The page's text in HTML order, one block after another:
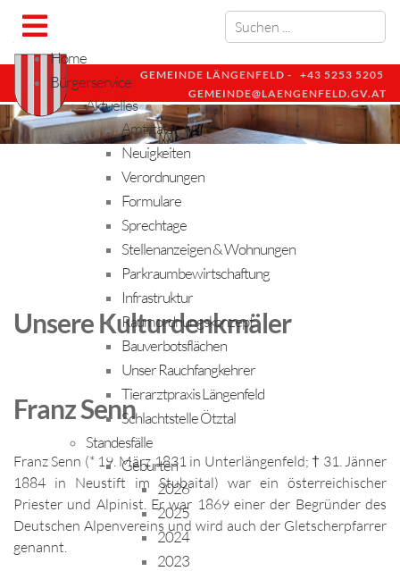
GEMEINDE LÄNGENFELD - +43 5253 5205
GEMEINDE@LAENGENFELD.GV.AT
Home
Bürgerservice
Aktuelles
Amtstafel
Neuigkeiten
Verordnungen
Formulare
Sprechtage
Stellenanzeigen & Wohnungen
Parkraumbewirtschaftung
Infrastruktur
Raumordnungskonzept
Bauverbotsflächen
Unser Rauchfangkehrer
Tierarztpraxis Längenfeld
Schlachtstelle Ötztal
Standesfälle
Geburten
2026
2025
2024
2023
Unsere Kulturdenkmäler
Franz Senn
Franz Senn (* 19. März 1831 in Unterlängenfeld; † 31. Jänner
1884 in Neustift im Stubaital) war ein österreichischer
Priester und Alpinist. Er war 1869 einer der Begründer des
Deutschen Alpenvereins und wird auch der Gletscherpfarrer
genannt.